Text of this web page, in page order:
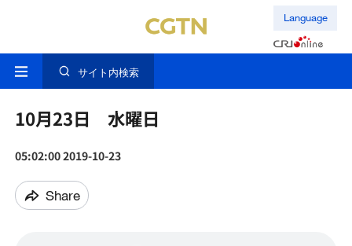
Language
サイト内検索
10月23日 水曜日
05:02:00 2019-10-23
Share